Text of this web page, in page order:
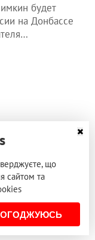
будет
на Донбассе
що
сайтом та